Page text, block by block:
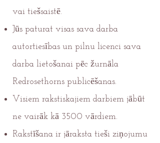
vai tiešsaistē.
Jūs paturat visas sava darba
autortiesības un pilnu licenci sava
darba lietošanai pēc žurnāla
Redrosethorns publicēšanas.
Visiem rakstiskajiem darbiem jābūt
ne vairāk kā 3500 vārdiem.
Rakstīšana ir jāraksta tieši ziņojumu